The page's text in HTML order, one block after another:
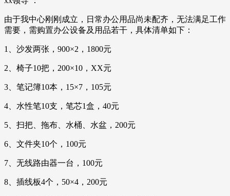
由于我中心刚刚成立，日常办公用品尚未配齐，无法满足工作
需要，需购置办公设备及用品若干，具体清单如下：
1、沙发两张，900×2，1800元
2、椅子10把，200×10，XX元
3、笔记簿10本，15×7，105元
4、水性笔10支，笔芯1盒，40元
5、扫把、拖布、水桶、水盆，200元
6、文件夹10个，100元
7、无线路由器一台，100元
8、插线板4个，50×4，200元